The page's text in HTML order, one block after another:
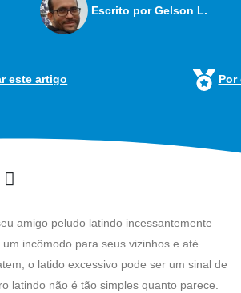
Escrito por Gelson L.
este artigo Por
amigo peludo latindo incessantemente
incômodo para seus vizinhos e até
o latido excessivo pode ser um sinal de
latindo não é tão simples quanto parece.